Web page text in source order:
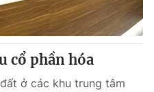
cổ phần hóa
ở các khu trung tâm